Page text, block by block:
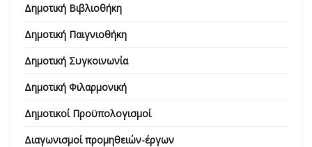
Δημοτική Βιβλιοθήκη
Δημοτική Παιγνιοθήκη
Δημοτική Συγκοινωνία
Δημοτική Φιλαρμονική
Δημοτικοί Προϋπολογισμοί
Διαγωνισμοί προμηθειών-έργων